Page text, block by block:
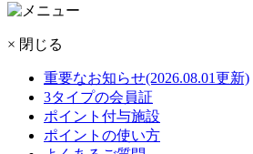
× 閉じる
重要なお知らせ(2026.08.01更新)
3タイプの会員証
ポイント付与施設
ポイントの使い方